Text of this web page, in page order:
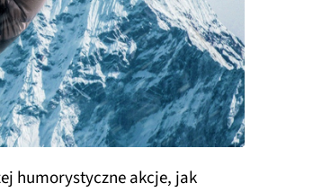
humorystyczne akcje, jak